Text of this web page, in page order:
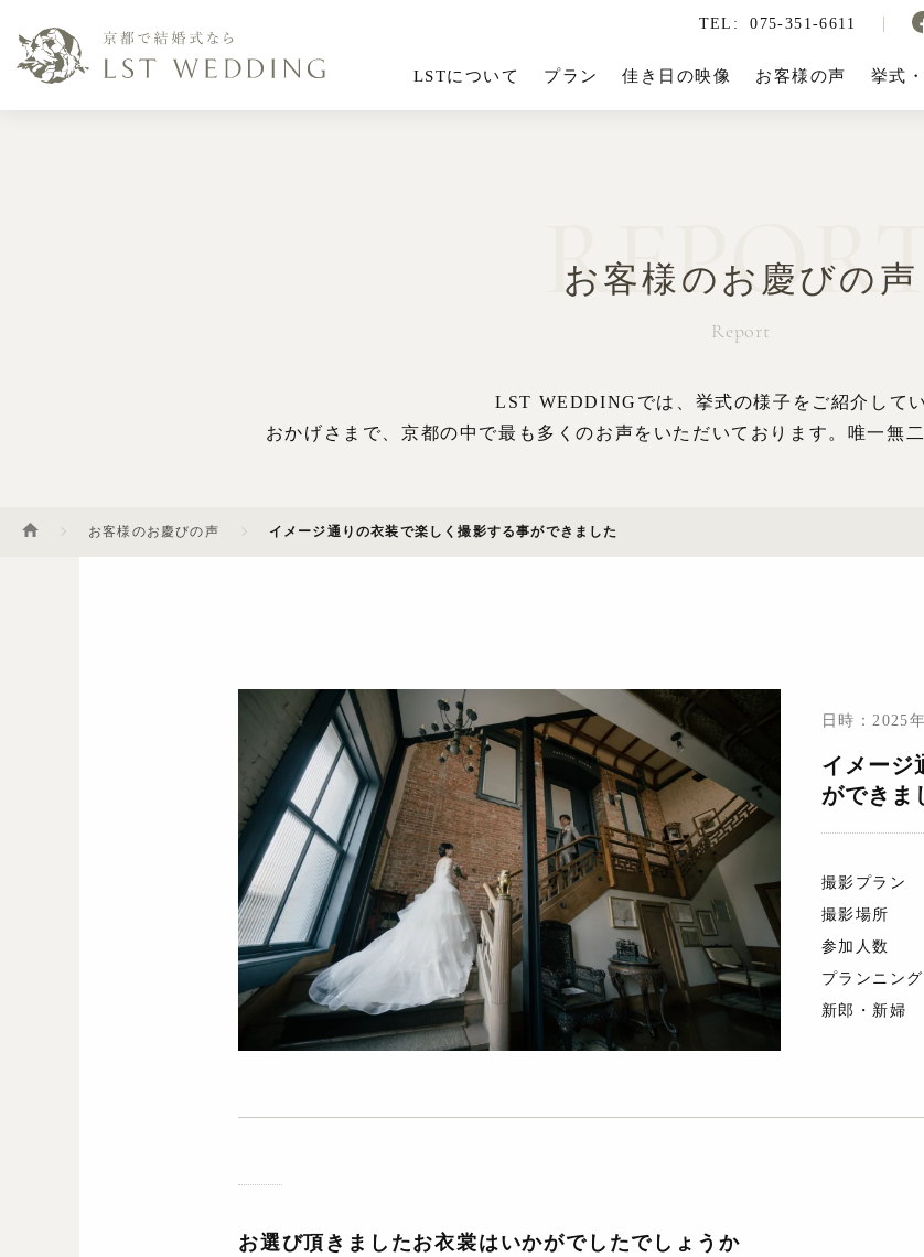
TEL: 075-351-6611
LSTについて プラン 佳き日の映像 お客様の声 挙式
お客様のお慶びの声
Report
REPORT
LST WEDDINGでは、挙式の様子をご紹介してい
おかげさまで、京都の中で最も多くのお声をいただいております。唯一無
お客様のお慶びの声 イメージ通りの衣装で楽しく撮影する事ができました
日時：2025
イメージ
ができま
撮影プラン
撮影場所
参加人数
プランニング
新郎・新婦
お選び頂きましたお衣裳はいかがでしたでしょうか